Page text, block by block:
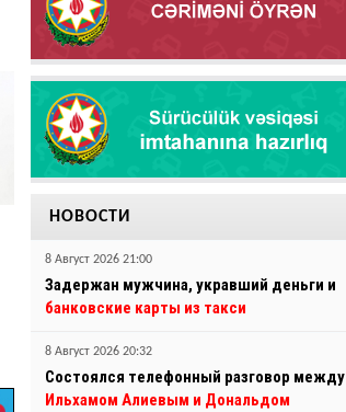
НОВОСТИ
8 Август 2026 21:00
Задержан мужчина, укравший деньги и
банковские карты из такси
8 Август 2026 20:32
Состоялся телефонный разговор между
Ильхамом Алиевым и Дональдом